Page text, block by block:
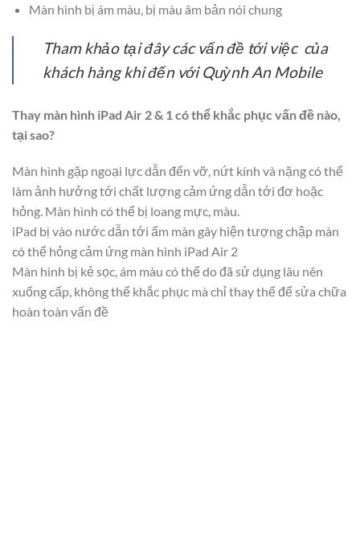
Màn hình bị ám màu, bị màu âm bản nói chung
Tham khảo tại đây các vấn đề tới việc của
khách hàng khi đến với Quỳnh An Mobile
Thay màn hình iPad Air 2 & 1 có thể khắc phục vấn đề nào,
tại sao?
Màn hình gặp ngoại lực dẫn đến vỡ, nứt kính và nặng có thể
làm ảnh hưởng tới chất lượng cảm ứng dẫn tới đơ hoặc
hỏng. Màn hình có thể bị loang mực, màu.
iPad bị vào nước dẫn tới ẩm màn gây hiện tượng chập màn
có thể hỏng cảm ứng màn hình iPad Air 2
Màn hình bị kẻ sọc, ám màu có thể do đã sử dụng lâu nên
xuống cấp, không thể khắc phục mà chỉ thay thế để sửa chữa
hoàn toàn vấn đề